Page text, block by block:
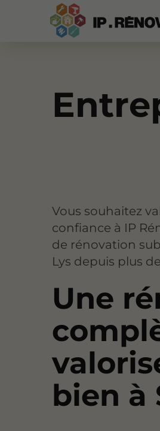
Vous souhaitez
confiance à IP
de rénovation
Lys depuis plus
Une
bien à